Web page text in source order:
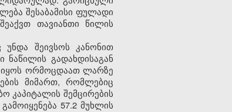
შესაბამისი ფულადი
თავიანთი წილის
უნდა შეივსოს კანონით
ნაწილის გადახდისაგან
იყოს ორმოცდაათ ლარზე
მიმართ, რომლებიც
კაპიტალის შემცირების
57.2 მუხლის